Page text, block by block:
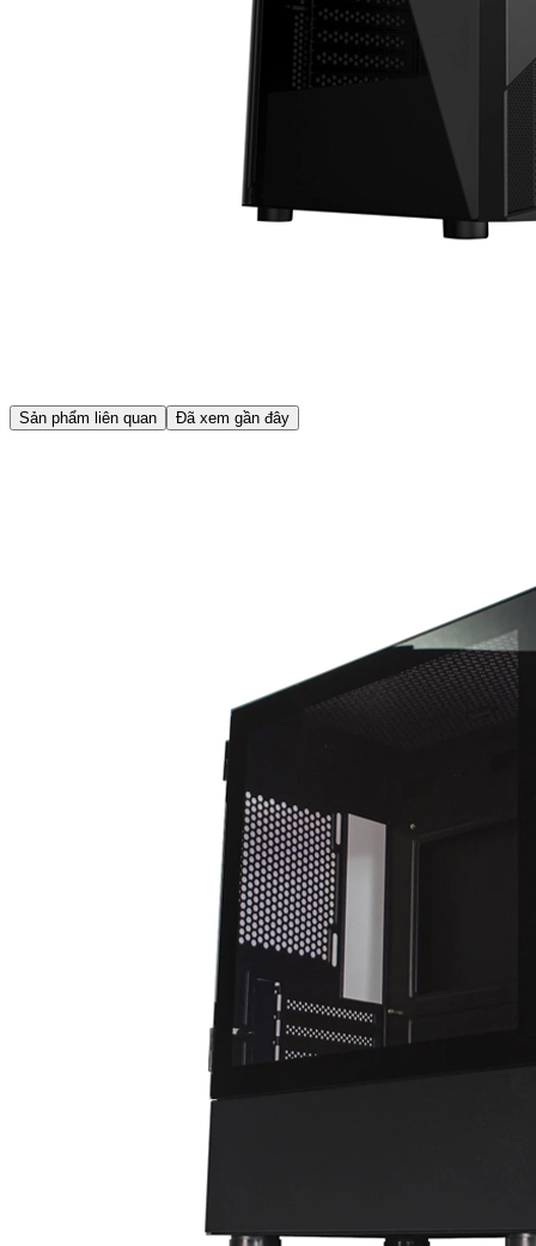
Sản phẩm liên quan Đã xem gần đây